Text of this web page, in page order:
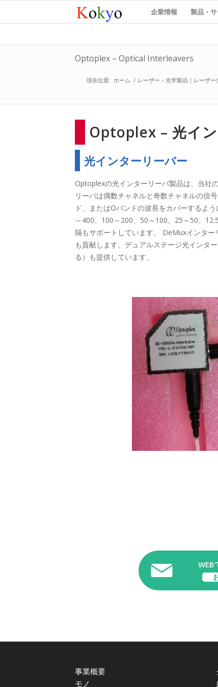
企業情報 製品・
Optoplex – Optical Interleavers
現在位置: ホーム / レーザー・光学製品｜レーザ
Optoplex – 光イ
光インターリーバー
Optoplexの光インターリーバ製品は、当社
リーバは偶数チャネルと奇数チャネルの信
ド、またはOバンドの波長をカバーするよ
～400、100～200、50～100、25～50、
隔もサポートしています。 DeMuxインタ
も貢献します。デュアルステージ光インタ
る）も提供しています。
WEB
事業概要
モノ